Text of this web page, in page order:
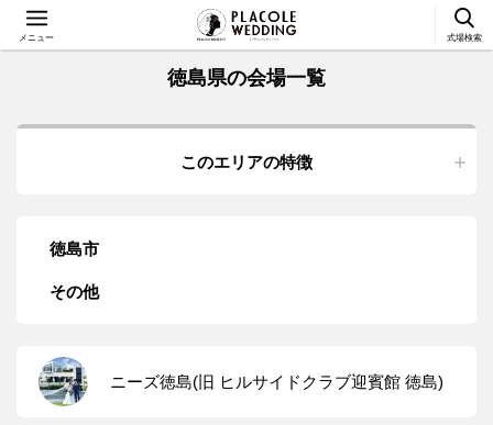
メニュー 式場検索
徳島県の会場一覧
このエリアの特徴
徳島市
その他
ニーズ徳島(旧 ヒルサイドクラブ迎賓館 徳島)